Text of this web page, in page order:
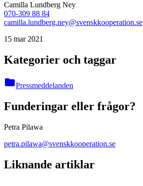
Camilla Lundberg Ney
070-309 88 84
camilla.lundberg.ney@svenskkooperation.se
15 mar 2021
Kategorier och taggar
folderPressmeddelanden
Funderingar eller frågor?
Petra Pilawa
petra.pilawa@svenskkooperation.se
Liknande artiklar